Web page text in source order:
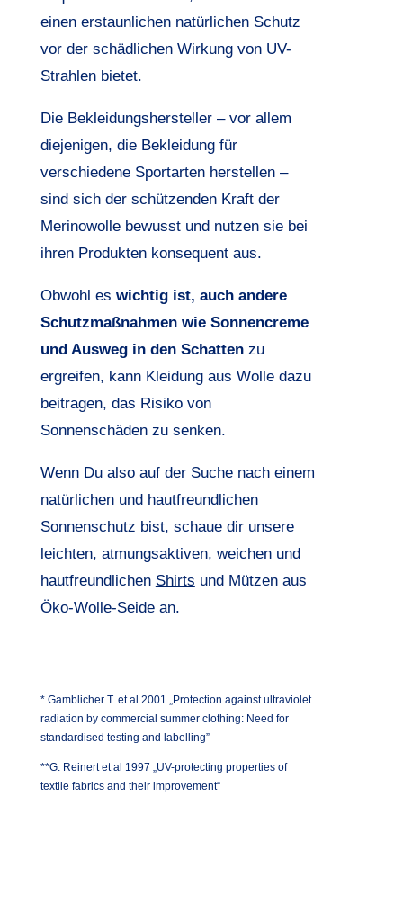
einen erstaunlichen natürlichen Schutz
vor der schädlichen Wirkung von UV-
Strahlen bietet.
Die Bekleidungshersteller – vor allem
diejenigen, die Bekleidung für
verschiedene Sportarten herstellen –
sind sich der schützenden Kraft der
Merinowolle bewusst und nutzen sie bei
ihren Produkten konsequent aus.
Obwohl es wichtig ist, auch andere
Schutzmaßnahmen wie Sonnencreme
und Ausweg in den Schattenzu
ergreifen, kann Kleidung aus Wolle dazu
beitragen, das Risiko von
Sonnenschäden zu senken.
Wenn Du also auf der Suche nach einem
natürlichen und hautfreundlichen
Sonnenschutz bist, schaue dir unsere
leichten, atmungsaktiven, weichen und
hautfreundlichen Shirts und Mützenaus
Öko-Wolle-Seide an.
* Gamblicher T. et al 2001 „Protection against ultraviolet
radiation by commercial summer clothing: Need for
standardised testing and labelling”
**G. Reinert et al 1997 „UV-protecting properties of
textile fabrics and their improvement“